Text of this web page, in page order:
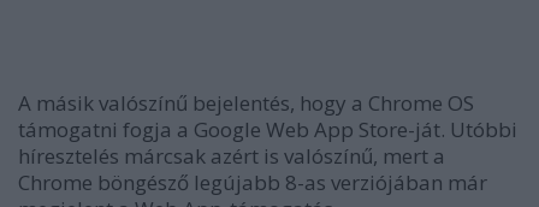
A másik valószínű bejelentés, hogy a Chrome OS
támogatni fogja a Google Web App Store-ját. Utóbbi
híresztelés márcsak azért is valószínű, mert a
Chrome böngésző legújabb 8-as verziójában már